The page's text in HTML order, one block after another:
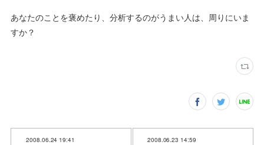
あなたのことを褒めたり、分析するのがうまい人は、周りにいま
すか？
2008.06.24 19:41 2008.06.23 14:59